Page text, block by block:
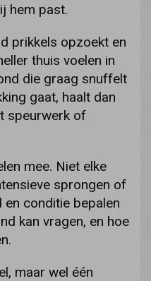
hem past.
prikkels opzoekt en
thuis voelen in
die graag snuffelt
gaat, haalt dan
speurwerk of
mee. Niet elke
sprongen of
conditie bepalen
kan vragen, en hoe
maar wel één